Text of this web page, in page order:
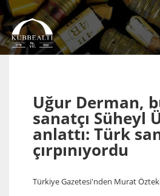
Uğur Derman,
sanatçı Süheyl
anlattı: Türk
çırpınıyordu
Türkiye Gazetesi'nden Murat